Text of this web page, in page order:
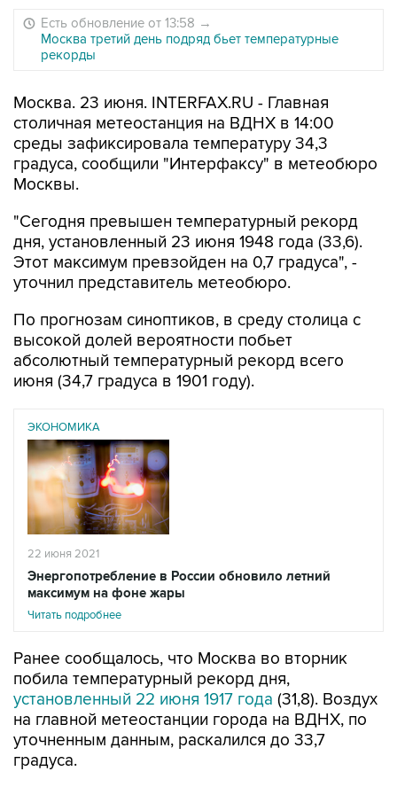
Есть обновление от 13:58 →
Москва третий день подряд бьет температурные
рекорды
Москва. 23 июня. INTERFAX.RU - Главная
столичная метеостанция на ВДНХ в 14:00
среды зафиксировала температуру 34,3
градуса, сообщили "Интерфаксу" в метеобюро
Москвы.
"Сегодня превышен температурный рекорд
дня, установленный 23 июня 1948 года (33,6).
Этот максимум превзойден на 0,7 градуса", -
уточнил представитель метеобюро.
По прогнозам синоптиков, в среду столица с
высокой долей вероятности побьет
абсолютный температурный рекорд всего
июня (34,7 градуса в 1901 году).
ЭКОНОМИКА
22 июня 2021
Энергопотребление в России обновило летний
максимум на фоне жары
Читать подробнее
Ранее сообщалось, что Москва во вторник
побила температурный рекорд дня,
установленный 22 июня 1917 года (31,8). Воздух
на главной метеостанции города на ВДНХ, по
уточненным данным, раскалился до 33,7
градуса.